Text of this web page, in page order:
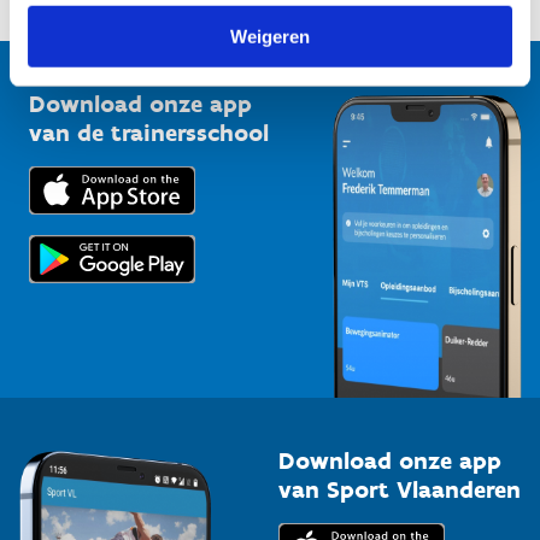
Weigeren
1210 Brussel
Sportclubs
Bedrijven
Trainers en begeleiders
Topsporters
Vlaamse Trainersschool
Kennisplatform
Downloads
Voor de pers
Download onze app
van de trainersschool
Download onze app
van Sport Vlaanderen